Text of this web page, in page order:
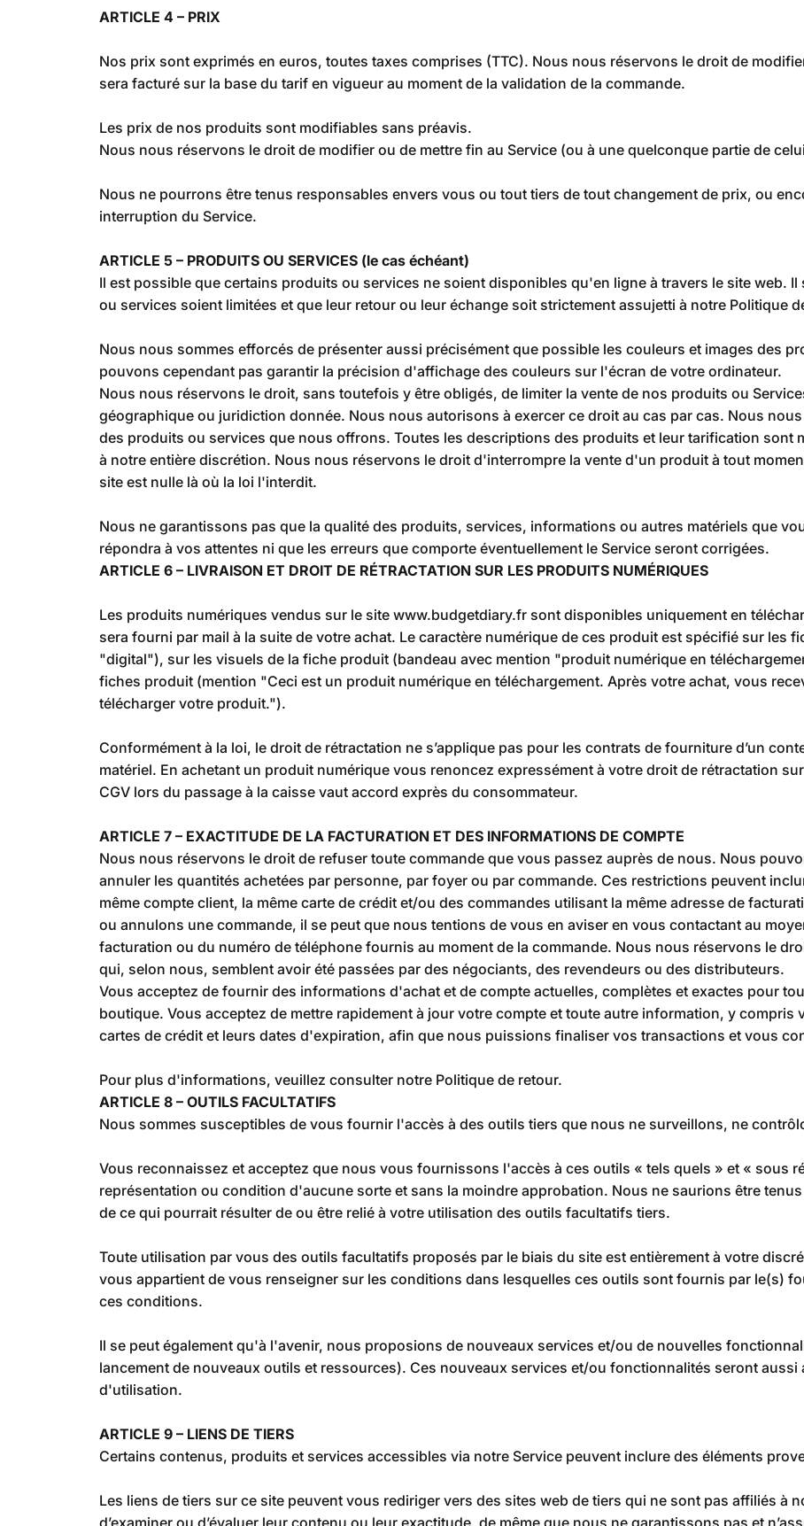
ARTICLE 4 – PRIX
Nos prix sont exprimés en euros, toutes taxes comprises (TTC). Nous nous réservons le droit de
sera facturé sur la base du tarif en vigueur au moment de la validation de la commande.
Les prix de nos produits sont modifiables sans préavis.
Nous nous réservons le droit de modifier ou de mettre fin au Service (ou à une quelconque partie de
Nous ne pourrons être tenus responsables envers vous ou tout tiers de tout changement de prix, ou
interruption du Service.
ARTICLE 5 – PRODUITS OU SERVICES (le cas échéant)
Il est possible que certains produits ou services ne soient disponibles qu'en ligne à travers le site web.
ou services soient limitées et que leur retour ou leur échange soit strictement assujetti à notre Politique
Nous nous sommes efforcés de présenter aussi précisément que possible les couleurs et images des
pouvons cependant pas garantir la précision d'affichage des couleurs sur l'écran de votre ordinateur.
Nous nous réservons le droit, sans toutefois y être obligés, de limiter la vente de nos produits ou
géographique ou juridiction donnée. Nous nous autorisons à exercer ce droit au cas par cas. Nous
des produits ou services que nous offrons. Toutes les descriptions des produits et leur tarification sont
à notre entière discrétion. Nous nous réservons le droit d'interrompre la vente d'un produit à tout
site est nulle là où la loi l'interdit.
Nous ne garantissons pas que la qualité des produits, services, informations ou autres matériels que
répondra à vos attentes ni que les erreurs que comporte éventuellement le Service seront corrigées.
ARTICLE 6 – LIVRAISON ET DROIT DE RÉTRACTATION SUR LES PRODUITS NUMÉRIQUES
Les produits numériques vendus sur le site www.budgetdiary.fr sont disponibles uniquement en
sera fourni par mail à la suite de votre achat. Le caractère numérique de ces produit est spécifié sur les
"digital"), sur les visuels de la fiche produit (bandeau avec mention "produit numérique en
fiches produit (mention "Ceci est un produit numérique en téléchargement. Après votre achat, vous
télécharger votre produit.").
Conformément à la loi, le droit de rétractation ne s’applique pas pour les contrats de fourniture d’un
matériel. En achetant un produit numérique vous renoncez expressément à votre droit de rétractation
CGV lors du passage à la caisse vaut accord exprès du consommateur.
ARTICLE 7 – EXACTITUDE DE LA FACTURATION ET DES INFORMATIONS DE COMPTE
Nous nous réservons le droit de refuser toute commande que vous passez auprès de nous. Nous
annuler les quantités achetées par personne, par foyer ou par commande. Ces restrictions peuvent
même compte client, la même carte de crédit et/ou des commandes utilisant la même adresse de
ou annulons une commande, il se peut que nous tentions de vous en aviser en vous contactant au
facturation ou du numéro de téléphone fournis au moment de la commande. Nous nous réservons le
qui, selon nous, semblent avoir été passées par des négociants, des revendeurs ou des distributeurs.
Vous acceptez de fournir des informations d'achat et de compte actuelles, complètes et exactes pour
boutique. Vous acceptez de mettre rapidement à jour votre compte et toute autre information, y compris
cartes de crédit et leurs dates d'expiration, afin que nous puissions finaliser vos transactions et vous
Pour plus d'informations, veuillez consulter notre Politique de retour.
ARTICLE 8 – OUTILS FACULTATIFS
Nous sommes susceptibles de vous fournir l'accès à des outils tiers que nous ne surveillons, ne
Vous reconnaissez et acceptez que nous vous fournissons l'accès à ces outils « tels quels » et « sous
représentation ou condition d'aucune sorte et sans la moindre approbation. Nous ne saurions être
de ce qui pourrait résulter de ou être relié à votre utilisation des outils facultatifs tiers.
Toute utilisation par vous des outils facultatifs proposés par le biais du site est entièrement à votre
vous appartient de vous renseigner sur les conditions dans lesquelles ces outils sont fournis par le(s)
ces conditions.
Il se peut également qu'à l'avenir, nous proposions de nouveaux services et/ou de nouvelles
lancement de nouveaux outils et ressources). Ces nouveaux services et/ou fonctionnalités seront
d'utilisation.
ARTICLE 9 – LIENS DE TIERS
Certains contenus, produits et services accessibles via notre Service peuvent inclure des éléments
Les liens de tiers sur ce site peuvent vous rediriger vers des sites web de tiers qui ne sont pas affiliés à
d’examiner ou d’évaluer leur contenu ou leur exactitude, de même que nous ne garantissons pas et